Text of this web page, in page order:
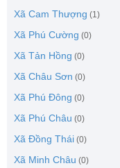
Xã Cam Thượng (1)
Xã Phú Cường (0)
Xã Tản Hồng (0)
Xã Châu Sơn (0)
Xã Phú Đông (0)
Xã Phú Châu (0)
Xã Đồng Thái (0)
Xã Minh Châu (0)